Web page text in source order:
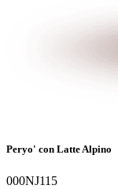
Peryo' con Latte Alpino
000NJ115